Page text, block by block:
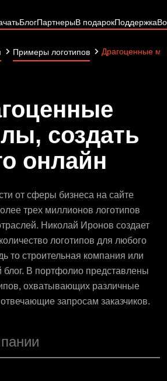
БлогПартнерыВ подарокПоддержка
Примеры логотипов Драгоценные
создать
онлайн
от сферы бизнеса на сайте
трех миллионов логотипов
Николай Иронов создает
логотипов для любого
то строительная компания или
блог. В портфолио представлены
охватывающих различные
запросам заказчиков.